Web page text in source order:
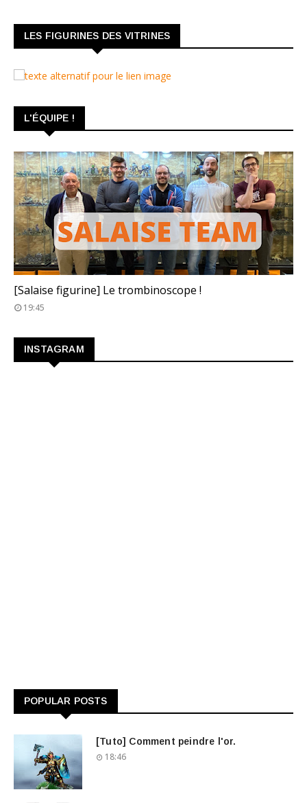
LES FIGURINES DES VITRINES
L'ÉQUIPE !
[Salaise figurine] Le trombinoscope !
19:45
INSTAGRAM
POPULAR POSTS
[Tuto] Comment peindre l'or.
18:46